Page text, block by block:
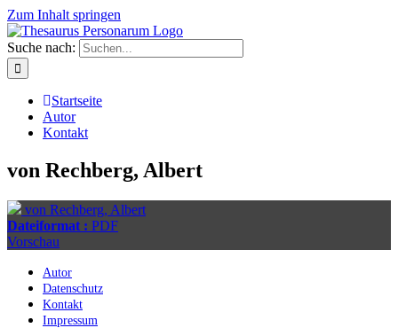
Zum Inhalt springen
Suche nach:
Startseite
Autor
Kontakt
von Rechberg, Albert
von Rechberg, Albert
Dateiformat : PDF
Vorschau
Autor
Datenschutz
Kontakt
Impressum